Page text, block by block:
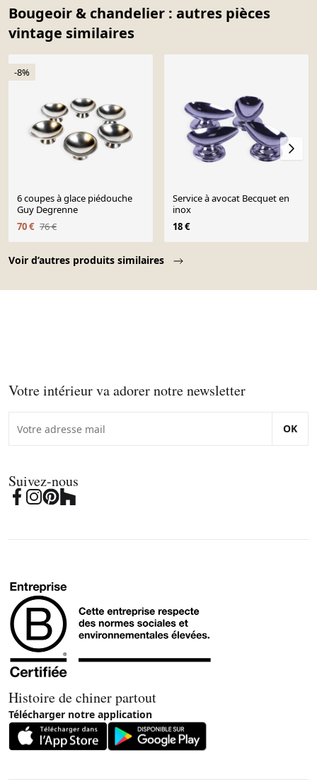
Bougeoir & chandelier : autres pièces
vintage similaires
Voir d’autres produits similaires
-8%
6 coupes à glace piédouche
Guy Degrenne
70 € 76 €
Service à avocat Becquet en
inox
18 €
Votre intérieur va adorer notre newsletter
OK
Suivez-nous
Histoire de chiner partout
Télécharger notre application